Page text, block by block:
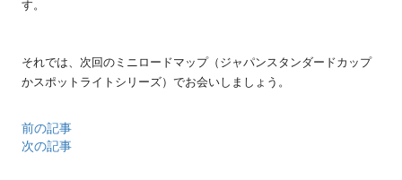
す。
それでは、次回のミニロードマップ（ジャパンスタンダードカップ
かスポットライトシリーズ）でお会いしましょう。
前の記事
次の記事